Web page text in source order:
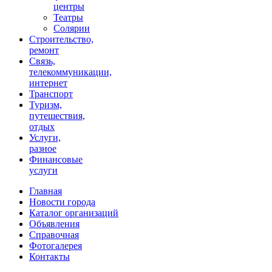
центры
Театры
Солярии
Строительство,
ремонт
Связь,
телекоммуникации,
интернет
Транспорт
Туризм,
путешествия,
отдых
Услуги,
разное
Финансовые
услуги
Главная
Новости города
Каталог организаций
Объявления
Справочная
Фотогалерея
Контакты